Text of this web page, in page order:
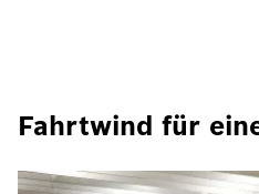
Fahrtwind für